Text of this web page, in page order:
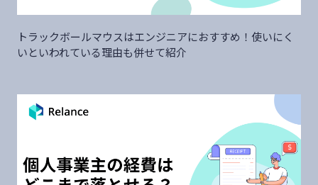
トラックボールマウスはエンジニアにおすすめ！使いにく
いといわれている理由も併せて紹介